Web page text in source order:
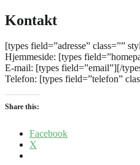
Kontakt
[types field=”adresse” class=””
Hjemmeside: [types
E-mail: [types field=”email”][/
Telefon: [types field=”telefon”
Share this:
Facebook
X